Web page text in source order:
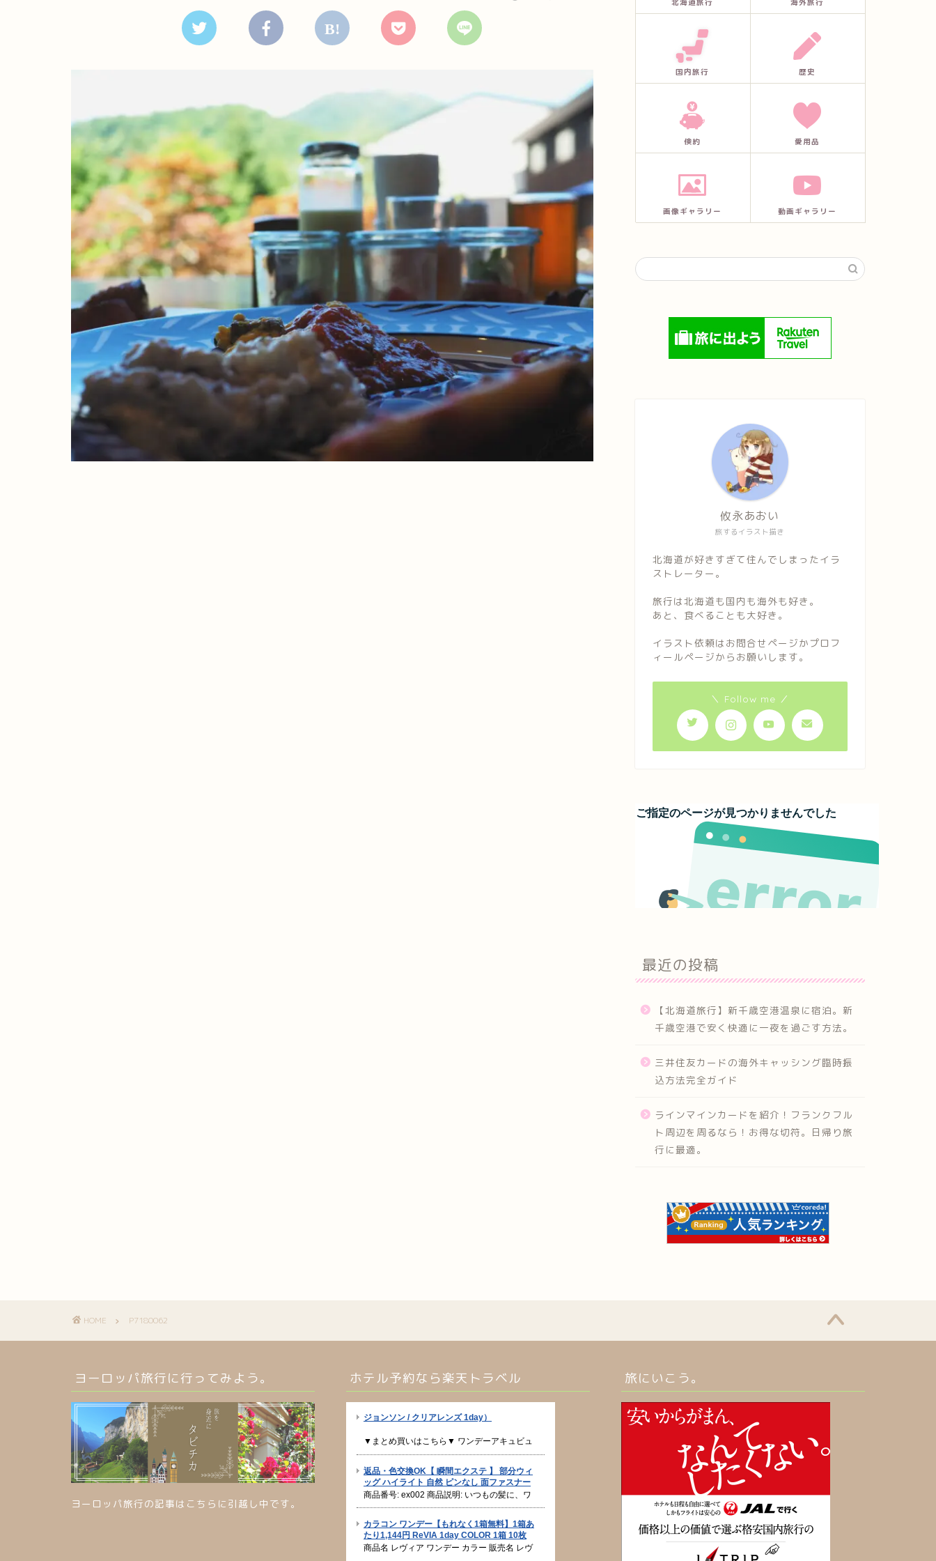
北海道旅行 海外旅行
国内旅行 歴史
倹約 愛用品
画像ギャラリー 動画ギャラリー
旅するイラスト描き
攸永あおい
北海道が好きすぎて住んでしまったイラ
ストレーター。
旅行は北海道も国内も海外も好き。
あと、食べることも大好き。
イラスト依頼はお問合せページかプロフ
ィールページからお願いします。
＼ Follow me ／
最近の投稿
【北海道旅行】新千歳空港温泉に宿泊。新
千歳空港で安く快適に一夜を過ごす方法。
三井住友カードの海外キャッシング臨時振
込方法完全ガイド
ラインマインカードを紹介！フランクフル
ト周辺を周るなら！お得な切符。日帰り旅
行に最適。
HOME P7180062
ヨーロッパ旅行に行ってみよう。
ヨーロッパ旅行の記事はこちらに引越し中です。
ホテル予約なら楽天トラベル 旅にいこう。